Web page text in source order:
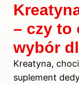
– czy to
wybór
Kreatyna,
suplement